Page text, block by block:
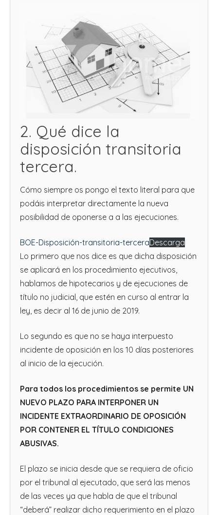
2. Qué dice la
disposición transitoria
tercera.
Cómo siempre os pongo el texto literal para que
podáis interpretar directamente la nueva
posibilidad de oponerse a a las ejecuciones.
BOE-Disposición-transitoria-terceraDescarga
Lo primero que nos dice es que dicha disposición
se aplicará en los procedimiento ejecutivos,
hablamos de hipotecarios y de ejecuciones de
título no judicial, que estén en curso al entrar la
ley, es decir al 16 de junio de 2019.
Lo segundo es que no se haya interpuesto
incidente de oposición en los 10 días posteriores
al inicio de la ejecución.
Para todos los procedimientos se permite UN
NUEVO PLAZO PARA INTERPONER UN
INCIDENTE EXTRAORDINARIO DE OPOSICIÓN
POR CONTENER EL TÍTULO CONDICIONES
ABUSIVAS.
El plazo se inicia desde que se requiera de oficio
por el tribunal al ejecutado, que será las menos
de las veces ya que habla de que el tribunal
“deberá” realizar dicho requerimiento en el plazo